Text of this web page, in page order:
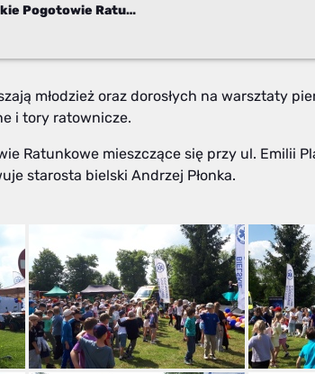
Dzieci odwiedziły Bielskie Pogotowie Ratunkowe
młodzież oraz dorosłych na warsztaty
i tory ratownicze.
Ratunkowe mieszczące się przy ul. Emilii
starosta bielski Andrzej Płonka.